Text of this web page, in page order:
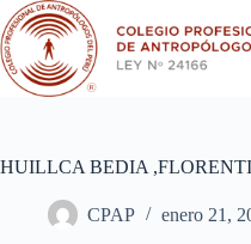
Saltar
al
contenido
HUILLCA BEDIA
CPAP enero 21,